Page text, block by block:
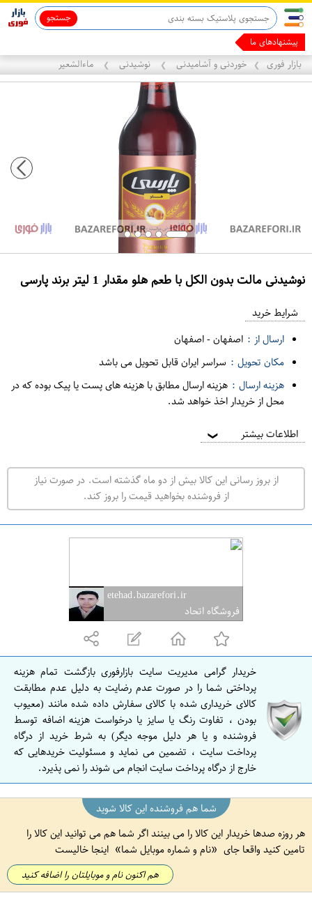
جستجو
پیشنهادهای ما رو ب
بازار فوری ❯ خوردنی و آشامیدنی ❯ نوشیدنی ❯ ماءالشعیر
نوشیدنی مالت بدون الکل با طعم هلو مقدار 1 لیتر برند پارسی
ر
ت
ر
ا
ا
ص
ف
ه
ن
شرایط خرید
ارسال از : اصفهان-اصفهان
مکان تحویل : سراسر ایران قابل تحویل می باشد
هزینه ارسال : هزینه ارسال مطابق با هزینه های پست یا پیک بوده که در
محل از خریدار اخذ خواهد شد.
اطلاعات بیشتر ❯
از بروز رسانی این کالا بیش از دو ماه گذشته است. در صورت نیاز
از فروشنده بخواهید قیمت را بروز کند.
etehad.bazarefori.ir
فروشگاه اتحاد
خریدار گرامی مدیریت سایت بازارفوری بازگشت تمام هزینه
پرداختی شما را در صورت عدم رضایت به دلیل عدم مطابقت
کالای خریداری شده با کالای سفارش داده شده مانند (معیوب
بودن ، تفاوت رنگ یا سایز یا درخواست هزینه اضافه توسط
فروشنده و یا هر دلیل موجه دیگر) به شرط خرید از درگاه
پرداخت سایت ، تضمین می نماید و مسئولیت خریدهایی که
خارج از درگاه پرداخت سایت انجام می شوند را نمی پذیرد.
شما هم فروشنده این کالا شوید
هر روزه صدها خریدار این کالا را می بینند اگر شما هم می توانید این کالا را
تامین کنید واقعا جای
نام و شماره موبایل شما اینجا خالیست
هم اکنون نام و موبایلتان را اضافه کنید